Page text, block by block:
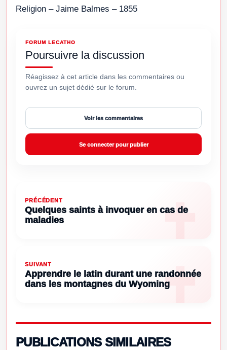
Religion – Jaime Balmes – 1855
FORUM LECATHO
Poursuivre la discussion
Réagissez à cet article dans les commentaires ou
ouvrez un sujet dédié sur le forum.
Voir les commentaires
Se connecter pour publier
PRÉCÉDENT
Quelques saints à invoquer en cas de
maladies
SUIVANT
Apprendre le latin durant une randonnée
dans les montagnes du Wyoming
PUBLICATIONS SIMILAIRES